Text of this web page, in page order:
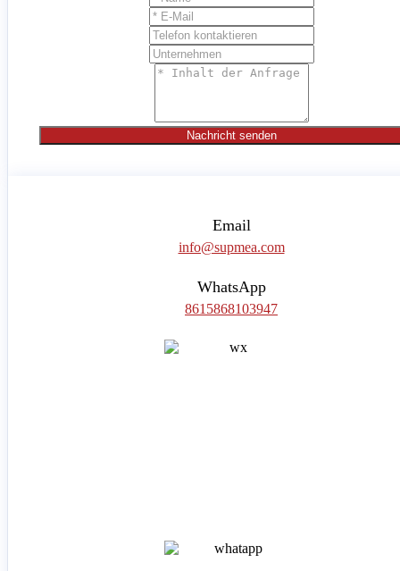
Nachricht senden
Email
info@supmea.com
WhatsApp
8615868103947